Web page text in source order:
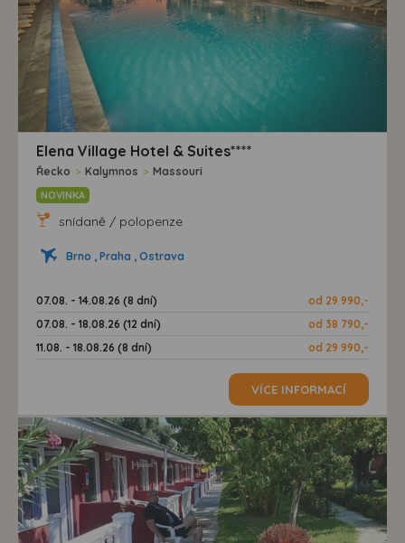
Elena Village Hotel & Suites****
Řecko > Kalymnos > Massouri
NOVINKA
snídaně / polopenze
Brno , Praha , Ostrava
07.08. - 14.08.26 (8 dní)
od 29 990,-
07.08. - 18.08.26 (12 dní)
od 38 790,-
11.08. - 18.08.26 (8 dní)
od 29 990,-
VÍCE INFORMACÍ